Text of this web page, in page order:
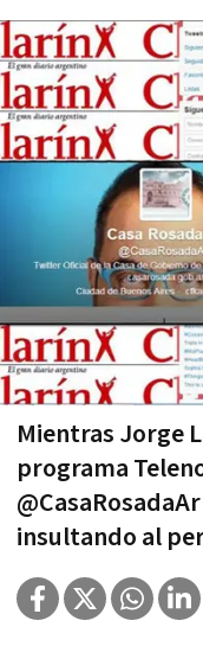
Mientras Jorge
programa
insultando al